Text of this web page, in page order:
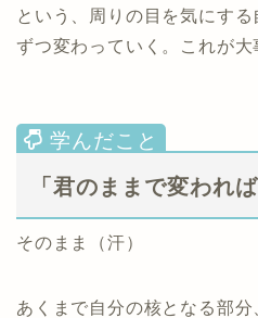
という、周りの目を気にす
ずつ変わっていく。これが大
「君のままで変われば
そのまま（汗）
あくまで自分の核となる部